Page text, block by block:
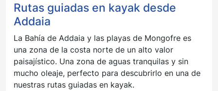
Rutas guiadas en kayak desde
Addaia
La Bahía de Addaia y las playas de Mongofre es
una zona de la costa norte de un alto valor
paisajístico. Una zona de aguas tranquilas y sin
mucho oleaje, perfecto para descubrirlo en una de
nuestras rutas guiadas en kayak.